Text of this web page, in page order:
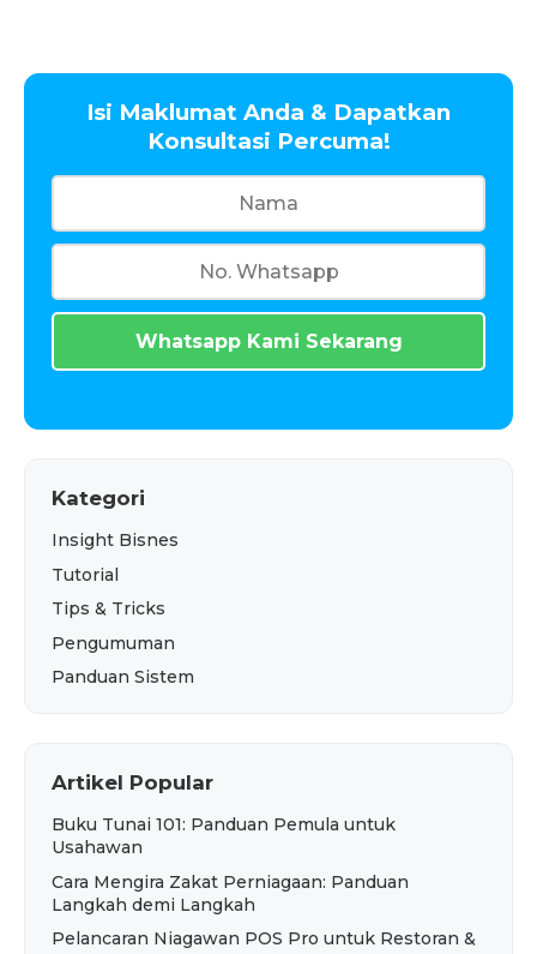
Isi Maklumat Anda & Dapatkan
Konsultasi Percuma!
Whatsapp Kami Sekarang
Kategori
Insight Bisnes
Tutorial
Tips & Tricks
Pengumuman
Panduan Sistem
Artikel Popular
Buku Tunai 101: Panduan Pemula untuk
Usahawan
Cara Mengira Zakat Perniagaan: Panduan
Langkah demi Langkah
Pelancaran Niagawan POS Pro untuk Restoran &